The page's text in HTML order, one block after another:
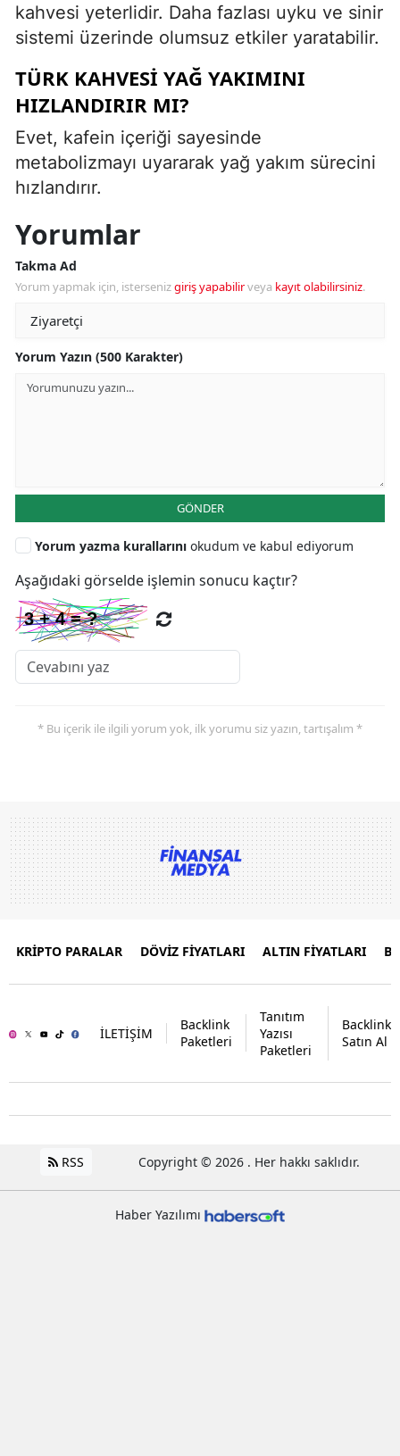
kahvesi yeterlidir. Daha fazlası uyku ve sinir
sistemi üzerinde olumsuz etkiler yaratabilir.
TÜRK KAHVESI YAĞ YAKIMINI
HIZLANDIRIR MI?
Evet, kafein içeriği sayesinde
metabolizmayı uyararak yağ yakım sürecini
hızlandırır.
Yorumlar
Takma Ad
Yorum yapmak için, istersenizgiriş yapabilirveya kayıt olabilirsiniz.
Yorum Yazın (500 Karakter)
GÖNDER
Yorum yazma kurallarını okudum ve kabul ediyorum
Aşağıdaki görselde işlemin sonucu kaçtır?
* Bu içerik ile ilgili yorum yok, ilk yorumu siz yazın, tartışalım *
KRİPTO PARALAR DÖVİZ FİYATLARI ALTIN FİYATLARI
İLETİŞİM
Backlink
Paketleri
Tanıtım
Yazısı
Paketleri
Backlink
Satın Al
RSS Copyright © 2026 . Her hakkı saklıdır.
Haber Yazılımı